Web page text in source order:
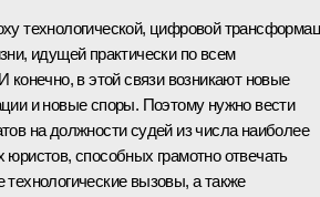
технологической, цифровой
идущей практически по всем
конечно, в этой связи возникают новые
и новые споры. Поэтому нужно вести
на должности судей из числа наиболее
юристов, способных грамотно отвечать
вызовы, а также